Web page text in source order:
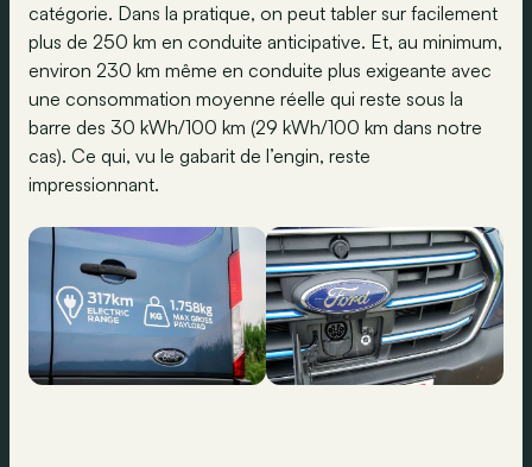
catégorie. Dans la pratique, on peut tabler sur facilement
plus de 250 km en conduite anticipative. Et, au minimum,
environ 230 km même en conduite plus exigeante avec
une consommation moyenne réelle qui reste sous la
barre des 30 kWh/100 km (29 kWh/100 km dans notre
cas). Ce qui, vu le gabarit de l’engin, reste
impressionnant.